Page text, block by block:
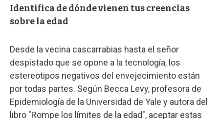
Identifica de dónde vienen tus creencias
sobre la edad
Desde la vecina cascarrabias hasta el señor
despistado que se opone a la tecnología, los
estereotipos negativos del envejecimiento están
por todas partes. Según Becca Levy, profesora de
Epidemiología de la Universidad de Yale y autora del
libro "Rompe los límites de la edad", aceptar estas